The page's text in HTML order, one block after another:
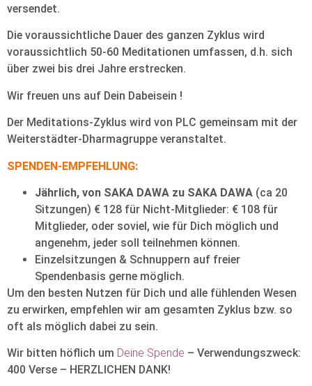
versendet.
Die voraussichtliche Dauer des ganzen Zyklus wird
voraussichtlich 50-60 Meditationen umfassen, d.h. sich
über zwei bis drei Jahre erstrecken.
Wir freuen uns auf Dein Dabeisein !
Der Meditations-Zyklus wird von PLC gemeinsam mit der
Weiterstädter-Dharmagruppe veranstaltet.
SPENDEN-EMPFEHLUNG:
Jährlich, von SAKA DAWA zu SAKA DAWA (ca 20
Sitzungen) € 128 für Nicht-Mitglieder: € 108 für
Mitglieder, oder soviel, wie für Dich möglich und
angenehm, jeder soll teilnehmen können.
Einzelsitzungen & Schnuppern auf freier
Spendenbasis gerne möglich.
Um den besten Nutzen für Dich und alle fühlenden Wesen
zu erwirken, empfehlen wir am gesamten Zyklus bzw. so
oft als möglich dabei zu sein.
Wir bitten höflich um Deine Spende – Verwendungszweck:
400 Verse – HERZLICHEN DANK!